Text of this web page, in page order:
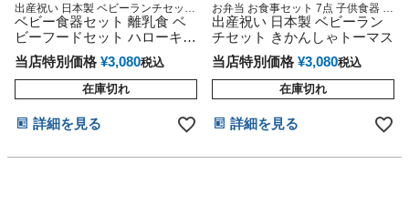
出産祝い 日本製 ベビーランチセット
お弁当 お食事セット 7点
ベビー食器セット 離乳食 ベ
ビーフードセット ハローキテ
ィ キティちゃん グッズ 女の
子
当店特別価格 ¥3,080税込
在庫切れ
詳細を見る
お弁当 お食事セット 7点 子供食器 ベ
ビー食器 男の子 おとこのこ クリス
マス プレゼント ギフトセット イン
スタ
出産祝い 日本製 ベビーラン
チセット きかんしゃトーマス
当店特別価格 ¥3,080税込
在庫切れ
詳細を見る